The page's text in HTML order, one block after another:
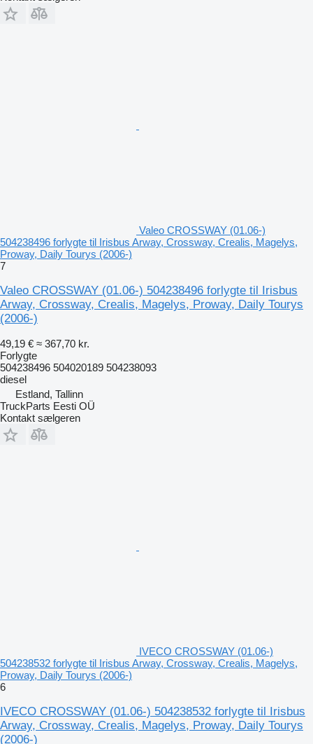
Valeo CROSSWAY (01.06-)
504238496 forlygte til Irisbus Arway, Crossway, Crealis, Magelys,
Proway, Daily Tourys (2006-)
7
Valeo CROSSWAY (01.06-) 504238496 forlygte til Irisbus
Arway, Crossway, Crealis, Magelys, Proway, Daily Tourys
(2006-)
49,19 € ≈ 367,70 kr.
Forlygte
504238496 504020189 504238093
diesel
Estland, Tallinn
TruckParts Eesti OÜ
Kontakt sælgeren
IVECO CROSSWAY (01.06-)
504238532 forlygte til Irisbus Arway, Crossway, Crealis, Magelys,
Proway, Daily Tourys (2006-)
6
IVECO CROSSWAY (01.06-) 504238532 forlygte til Irisbus
Arway, Crossway, Crealis, Magelys, Proway, Daily Tourys
(2006-)